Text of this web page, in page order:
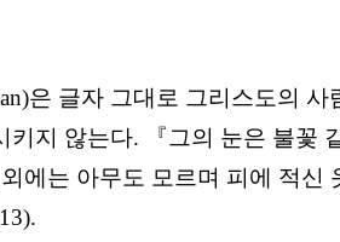
은 글자 그대로 그리스도의
키지 않는다. 『그의 눈은 불꽃
에는 아무도 모르며 피에 적